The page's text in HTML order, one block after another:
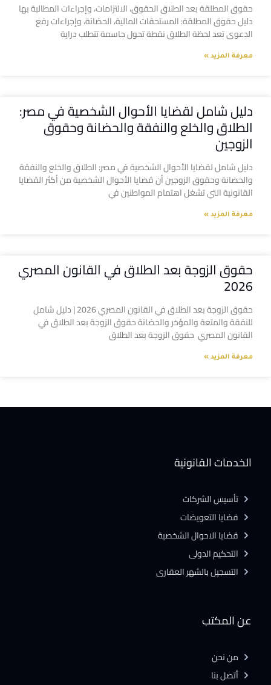
حقوق المطلقة بعد الطلاق الحقوق، الالتزامات، وإجراءات المطالبة بها
دليل حقوق المطلقة: المستحقات المالية، الحضانة، وإجراءات رفع
الدعوى تعد لحظة الطلاق نقطة تحول حاسمة تتطلب دراية
معرفة المزيد »
دليل شامل لقضايا الأحوال الشخصية في مصر:
الطلاق والخلع والنفقة والحضانة وحقوق
الزوجين
دليل شامل لقضايا الأحوال الشخصية في مصر: الطلاق والخلع والنفقة
والحضانة وحقوق الزوجين أن قضايا الأحوال الشخصية من أكثر القضايا
القانونية التي تشغل اهتمام المواطنين في
معرفة المزيد »
حقوق الزوجة بعد الطلاق في القانون المصري
2026
حقوق الزوجة بعد الطلاق في القانون المصري 2026 | دليل شامل
للنفقة والمتعة والمؤخر والحضانة حقوق الزوجة بعد الطلاق في
القانون المصري حقوق الزوجة بعد الطلاق
معرفة المزيد »
عن المكتب
من نحن
أتصل بنا
الخدمات القانونية
تأسيس الشركات
قضايا التعويضات
قضايا الاحوال الشخصية
التحكيم الدولى
التسجيل بالشهر العقارى